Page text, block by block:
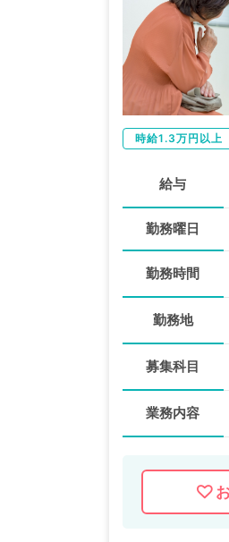
時給1.3万円以上
給与
勤務曜日
勤務時間
勤務地
募集科目
業務内容